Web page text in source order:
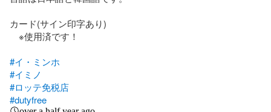
カード(サイン印字あり)
※使用済です！
#イ・ミンホ
#イミノ
#ロッテ免税店
#dutyfree